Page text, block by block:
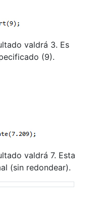
valdrá 3. Es
(9).
valdrá 7. Esta
(sin redondear).